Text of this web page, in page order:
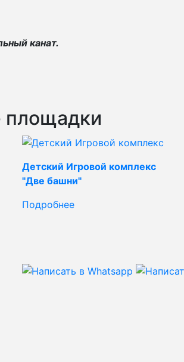
канат.
площадки
Детский Игровой комплекс
"Две башни"
Подробнее